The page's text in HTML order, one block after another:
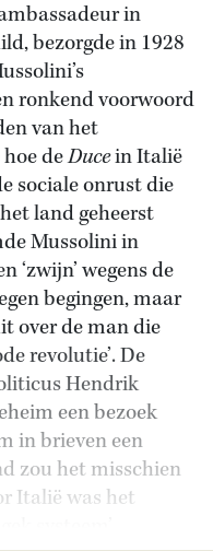
in
bezorgde in 1928
ronkend voorwoord
van het
deDucein Italië
sociale onrust die
land geheerst
Mussolini in
‘zwijn’ wegens de
begingen, maar
over de man die
revolutie’. De
Hendrik
een bezoek
in brieven een
zou het misschien
Italië was het